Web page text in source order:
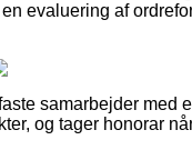
evaluering af
samarbejder med
og tager honorar